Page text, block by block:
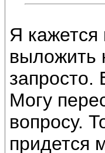
Я
выложить
запросто.
Могу
вопросу.
придется